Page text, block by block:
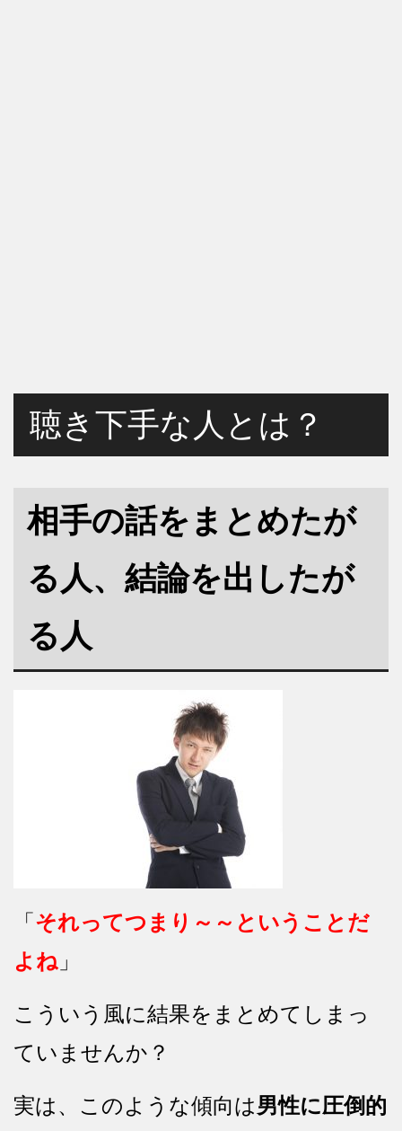
聴き下手な人とは？
相手の話をまとめたが
る人、結論を出したが
る人
「 それってつまり～～ということだ
よね 」
こういう風に結果をまとめてしまっ
ていませんか？
実は、このような傾向は男性に圧倒的